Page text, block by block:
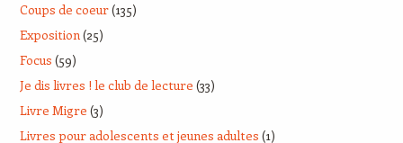
Coups de coeur(135)
Exposition(25)
Focus (59)
Je dis livres ! le club de lecture (33)
Livre Migre (3)
Livres pour adolescents et jeunes adultes (1)